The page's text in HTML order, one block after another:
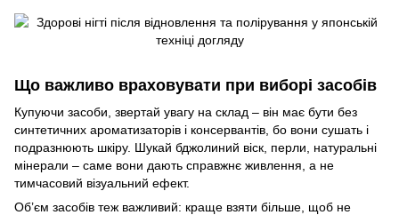
Що важливо враховувати при виборі засобів
Купуючи засоби, звертай увагу на склад – він має бути без
синтетичних ароматизаторів і консервантів, бо вони сушать і
подразнюють шкіру. Шукай бджолиний віск, перли, натуральні
мінерали – саме вони дають справжнє живлення, а не
тимчасовий візуальний ефект.
Об’єм засобів теж важливий: краще взяти більше, щоб не